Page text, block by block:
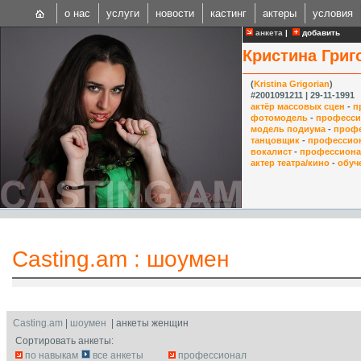
анкета | добавить
Кристина
(Kristina Grigorian)
#2001091211 | 29-11-1991
актёр массовых сцен -
фотомодель -
модель подиума -
танцовщик -
вокалист -
актер театра/кино -
Casting.am : шоумен
Casting.am шоумен | анкеты женщин
Сортировать анкеты:
по навыкам
все анкеты
профессионал
о нас услуги новости кастинг актеры условия